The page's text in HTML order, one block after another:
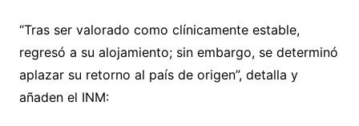
“Tras ser valorado como clínicamente estable,
regresó a su alojamiento; sin embargo, se determinó
aplazar su retorno al país de origen”, detalla y
añaden el INM: